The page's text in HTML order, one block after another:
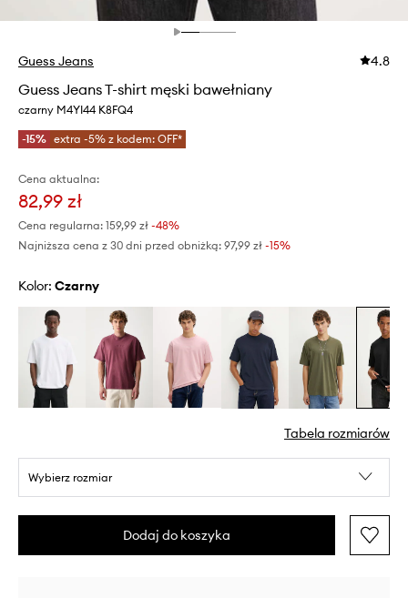
Guess Jeans 4.8
Guess Jeans T-shirt męski bawełniany
czarny M4YI44 K8FQ4
-15% extra -5% z kodem: OFF*
Cena aktualna:
82,99 zł
Cena regularna: 159,99 zł -48%
Najniższa cena z 30 dni przed obniżką: 97,99 zł -15%
Kolor: czarny
Tabela rozmiarów
Wybierz rozmiar
Dodaj do koszyka